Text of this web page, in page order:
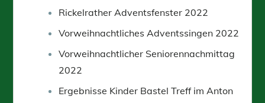
Rickelrather Adventsfenster 2022
Vorweihnachtliches Adventssingen 2022
Vorweihnachtlicher Seniorennachmittag
2022
Ergebnisse Kinder Bastel Treff im Anton